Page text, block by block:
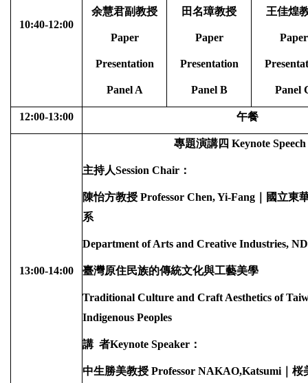
10:40-12:00
余慧君副教授
Paper
Presentation
Panel A
田名璋教授
Paper
Presentation
Panel B
王佳煌
Paper
Panel
12:00-13:00 午餐
13:00-14:00
專題演講四 Keynote
主持人Session Chair ：
陳怡方教授 Professor Chen, Yi-Fang ｜國立東
系
Department of Arts and Creative Industries,
臺灣原住民族的傳統文化與工藝美學
Traditional Culture and Craft Aesthetics of
Indigenous Peoples
講 者Keynote Speaker ：
中生勝美教授 Professor NAKAO,Katsumi ｜